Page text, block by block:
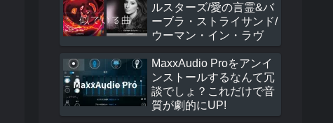
ルスターズ/愛の言霊&バ
ーブラ・ストライサンド/
ウーマン・イン・ラヴ
MaxxAudio Proをアンイ
ンストールするなんて冗
談でしょ？これだけで音
質が劇的にUP!